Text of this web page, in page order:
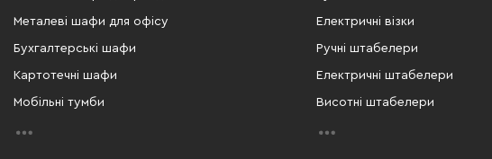
Металеві шафи для офісу
Бухгалтерські шафи
Картотечні шафи
Мобільні тумби
Електричні візки
Ручні штабелери
Електричні штабелери
Висотні штабелери